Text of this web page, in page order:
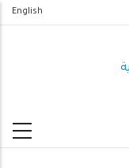
English